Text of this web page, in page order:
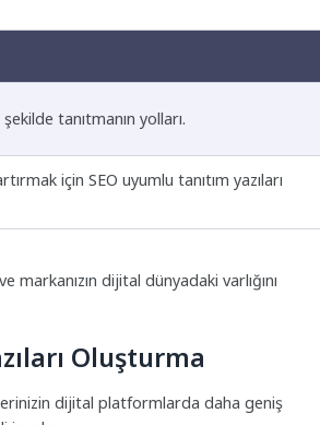
tanıtmanın yolları.
için SEO uyumlu tanıtım yazıları
dijital dünyadaki varlığını
Oluşturma
dijital platformlarda daha geniş